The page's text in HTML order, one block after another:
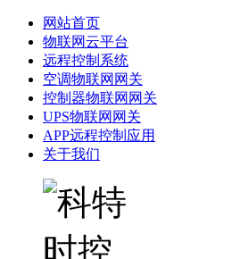
网站首页
物联网云平台
远程控制系统
空调物联网网关
控制器物联网网关
UPS物联网网关
APP远程控制应用
关于我们